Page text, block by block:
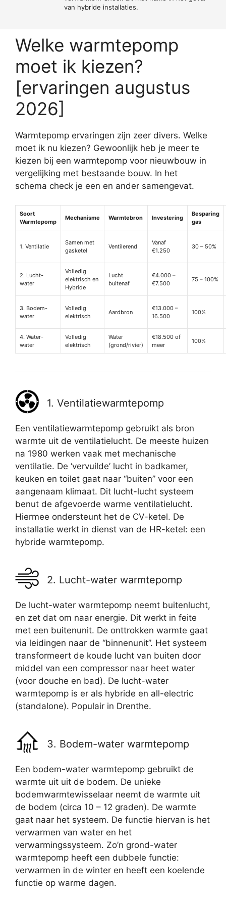
van hybride installaties.
Welke warmtepomp
moet ik kiezen?
[ervaringen augustus
2026]
Warmtepomp ervaringen zijn zeer divers. Welke
moet ik nu kiezen? Gewoonlijk heb je meer te
kiezen bij een warmtepomp voor nieuwbouw in
vergelijking met bestaande bouw. In het
schema check je een en ander samengevat.
Soort
Warmtepomp
Mechanisme Warmtebron Investering
Besparing
gas
1. Ventilatie
Samen met
gasketel
Ventilerend
Vanaf
€1.250
30 – 50%
2. Lucht-
water
Volledig
elektrisch en
Hybride
Lucht
buitenaf
€4.000 –
€7.500
75 – 100%
3. Bodem-
water
Volledig
elektrisch
Aardbron
€13.000 –
16.500
100%
4. Water-
water
Volledig
elektrisch
Water
(grond/rivier)
€18.500 of
meer
100%
1. Ventilatiewarmtepomp
Een ventilatiewarmtepomp gebruikt als bron
warmte uit de ventilatielucht. De meeste huizen
na 1980 werken vaak met mechanische
ventilatie. De ‘vervuilde’ lucht in badkamer,
keuken en toilet gaat naar “buiten” voor een
aangenaam klimaat. Dit lucht-lucht systeem
benut de afgevoerde warme ventilatielucht.
Hiermee ondersteunt het de CV-ketel. De
installatie werkt in dienst van de HR-ketel: een
hybride warmtepomp.
2. Lucht-water warmtepomp
De lucht-water warmtepomp neemt buitenlucht,
en zet dat om naar energie. Dit werkt in feite
met een buitenunit. De onttrokken warmte gaat
via leidingen naar de “binnenunit”. Het systeem
transformeert de koude lucht van buiten door
middel van een compressor naar heet water
(voor douche en bad). De lucht-water
warmtepomp is er als hybride en all-electric
(standalone). Populair in Drenthe.
3. Bodem-water warmtepomp
Een bodem-water warmtepomp gebruikt de
warmte uit uit de bodem. De unieke
bodemwarmtewisselaar neemt de warmte uit
de bodem (circa 10 – 12 graden). De warmte
gaat naar het systeem. De functie hiervan is het
verwarmen van water en het
verwarmingssysteem. Zo’n grond-water
warmtepomp heeft een dubbele functie:
verwarmen in de winter en heeft een koelende
functie op warme dagen.